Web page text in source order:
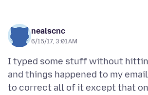
nealscnc
6/15/17, 3:01 AM
I typed some stuff without
and things happened to my
to correct all of it except that